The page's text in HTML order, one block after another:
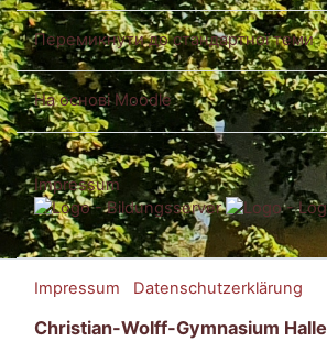
Перемикнути до стандартної теми
На основіMoodle
Impressum
Impressum Datenschutzerklärung
Christian-Wolff-Gymnasium Halle